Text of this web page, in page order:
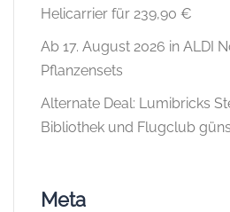
Helicarrier für 239,90 €
Ab 17. August 2026 in ALDI
Pflanzensets
Alternate Deal: Lumibricks
Bibliothek und Flugclub
Meta